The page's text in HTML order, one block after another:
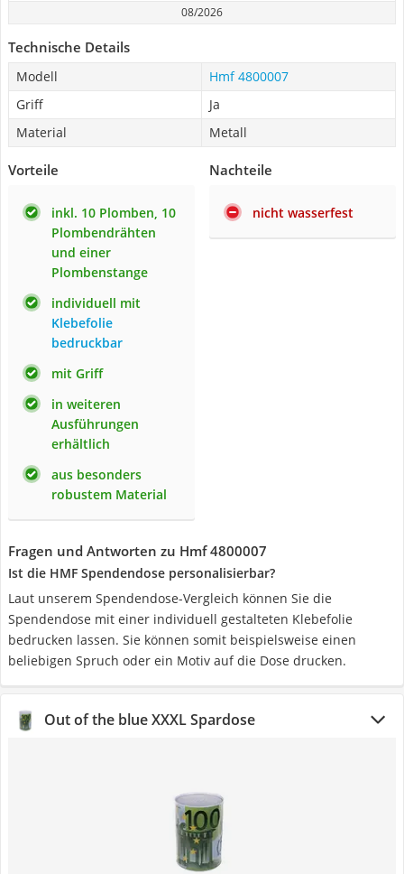
08/2026
Technische Details
Modell
Hmf 4800007
Griff
Ja
Material
Metall
Vorteile
inkl. 10 Plomben, 10
Plombendrähten
und einer
Plombenstange
individuell mit
Klebefolie
bedruckbar
mit Griff
in weiteren
Ausführungen
erhältlich
aus besonders
robustem Material
Nachteile
nicht wasserfest
Fragen und Antworten zu Hmf 4800007
Ist die HMF Spendendose personalisierbar?
Laut unserem Spendendose-Vergleich können Sie die
Spendendose mit einer individuell gestalteten Klebefolie
bedrucken lassen. Sie können somit beispielsweise einen
beliebigen Spruch oder ein Motiv auf die Dose drucken.
Out of the blue XXXL Spardose